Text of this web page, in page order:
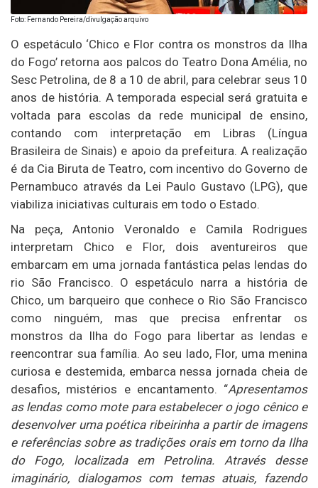
Foto: Fernando Pereira/divulgação arquivo
O espetáculo ‘Chico e Flor contra os monstros da Ilha
do Fogo’ retorna aos palcos do Teatro Dona Amélia, no
Sesc Petrolina, de 8 a 10 de abril, para celebrar seus 10
anos de história. A temporada especial será gratuita e
voltada para escolas da rede municipal de ensino,
contando com interpretação em Libras (Língua
Brasileira de Sinais) e apoio da prefeitura. A realização
é da Cia Biruta de Teatro, com incentivo do Governo de
Pernambuco através da Lei Paulo Gustavo (LPG), que
viabiliza iniciativas culturais em todo o Estado.
Na peça, Antonio Veronaldo e Camila Rodrigues
interpretam Chico e Flor, dois aventureiros que
embarcam em uma jornada fantástica pelas lendas do
rio São Francisco. O espetáculo narra a história de
Chico, um barqueiro que conhece o Rio São Francisco
como ninguém, mas que precisa enfrentar os
monstros da Ilha do Fogo para libertar as lendas e
reencontrar sua família. Ao seu lado, Flor, uma menina
curiosa e destemida, embarca nessa jornada cheia de
desafios, mistérios e encantamento. “Apresentamos
as lendas como mote para estabelecer o jogo cênico e
desenvolver uma poética ribeirinha a partir de imagens
e referências sobre as tradições orais em torno da Ilha
do Fogo, localizada em Petrolina. Através desse
imaginário, dialogamos com temas atuais, fazendo